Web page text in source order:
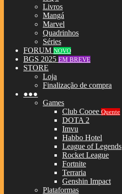
Livros
Mangá
Marvel
Quadrinhos
Séries
FORUM NOVO
BGS 2025 EM BREVE
STORE
Loja
Finalização de compra
●●●
Games
Club Cooee Quente
DOTA 2
Imvu
Habbo Hotel
League of Legends
Rocket League
Fortnite
Terraria
Genshin Impact
Plataformas